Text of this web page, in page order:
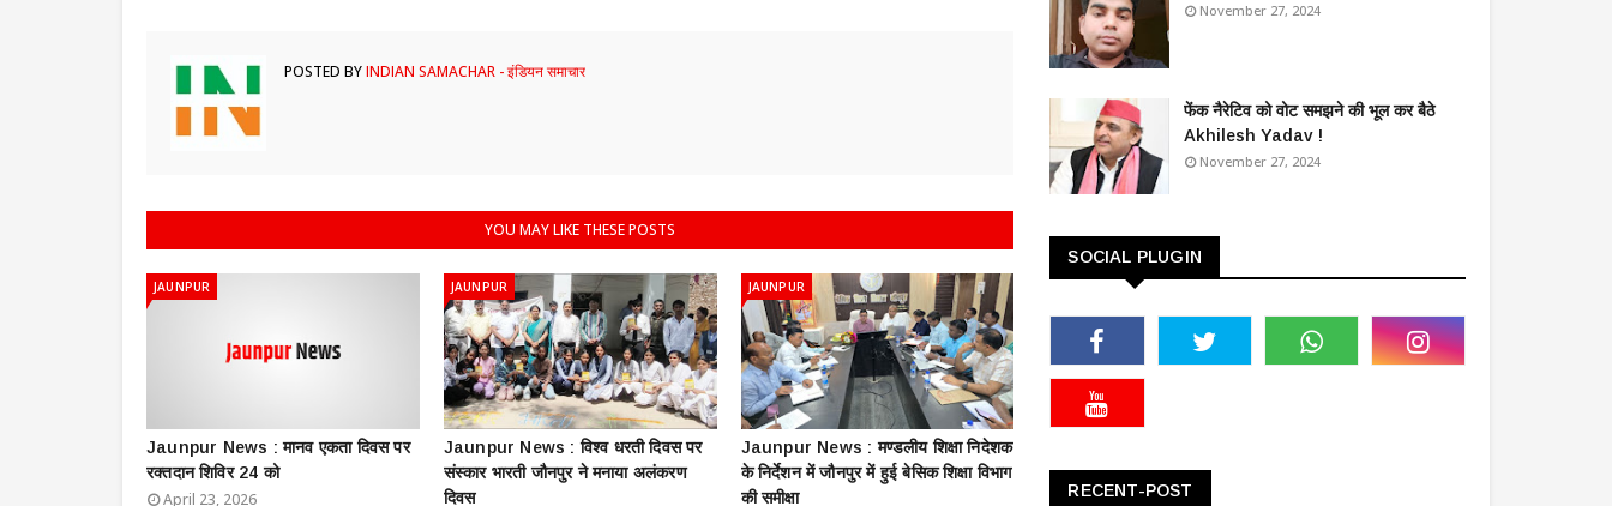
POSTED BYINDIAN SAMACHAR - इंडियन समाचार
YOU MAY LIKE THESE POSTS
JAUNPUR
Jaunpur News : ​मानव एकता दिवस पर
रक्तदान शिविर 24 को
April 23, 2026
JAUNPUR
Jaunpur News : विश्व धरती दिवस पर
संस्कार भारती जौनपुर ने मनाया अलंकरण
दिवस
JAUNPUR
Jaunpur News : ​मण्डलीय शिक्षा निदेशक
के निर्देशन में जौनपुर में हुई बेसिक शिक्षा विभाग
की समीक्षा
November 27, 2024
फेंक नैरेटिव को वोट समझने की भूल कर बैठे
Akhilesh Yadav !
November 27, 2024
SOCIAL PLUGIN
RECENT-POST